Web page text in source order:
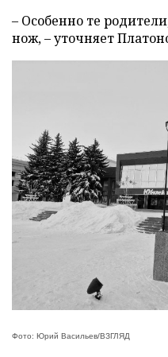
– Особенно те
нож, – уточняет
Фото: Юрий Васильев/ВЗГЛЯД